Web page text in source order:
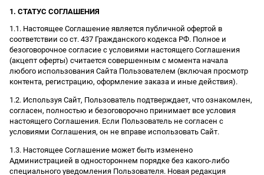
1. СТАТУС СОГЛАШЕНИЯ
1.1. Настоящее Соглашение является публичной офертой в
соответствии со ст. 437 Гражданского кодекса РФ. Полное и
безоговорочное согласие с условиями настоящего Соглашения
(акцепт оферты) считается совершенным с момента начала
любого использования Сайта Пользователем (включая просмотр
контента, регистрацию, оформление заказа и иные действия).
1.2. Используя Сайт, Пользователь подтверждает, что ознакомлен,
согласен, полностью и безоговорочно принимает все условия
настоящего Соглашения. Если Пользователь не согласен с
условиями Соглашения, он не вправе использовать Сайт.
1.3. Настоящее Соглашение может быть изменено
Администрацией в одностороннем порядке без какого-либо
специального уведомления Пользователя. Новая редакция